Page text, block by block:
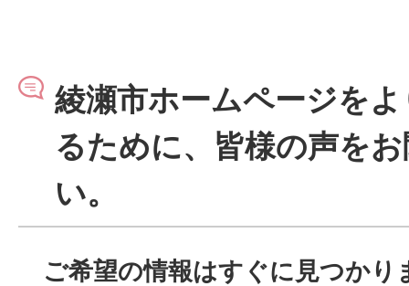
綾瀬市ホームページを
るために、皆様の声を
い。
ご希望の情報はすぐに見つかり